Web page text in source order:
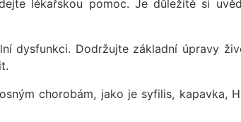
lékařskou pomoc. Je důležité si
dysfunkci. Dodržujte základní úpravy
chorobám, jako je syfilis, kapavka,